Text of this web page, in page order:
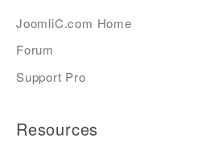
JoomliC.com Home
Forum
Support Pro
Resources